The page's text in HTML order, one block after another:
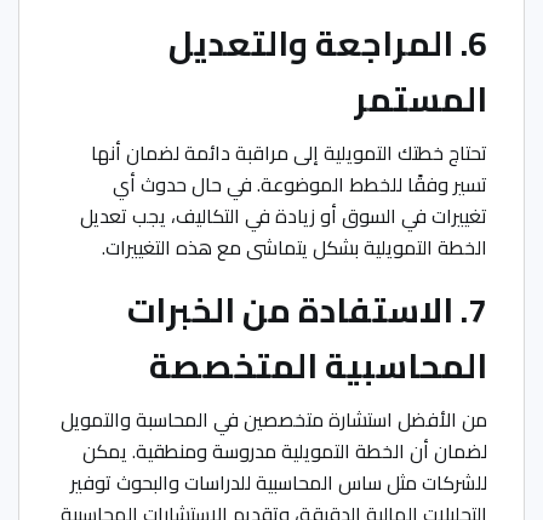
6. المراجعة والتعديل
المستمر
تحتاج خطتك التمويلية إلى مراقبة دائمة لضمان أنها
تسير وفقًا للخطط الموضوعة. في حال حدوث أي
تغييرات في السوق أو زيادة في التكاليف، يجب تعديل
الخطة التمويلية بشكل يتماشى مع هذه التغييرات.
7. الاستفادة من الخبرات
المحاسبية المتخصصة
من الأفضل استشارة متخصصين في المحاسبة والتمويل
لضمان أن الخطة التمويلية مدروسة ومنطقية. يمكن
للشركات مثل ساس المحاسبية للدراسات والبحوث توفير